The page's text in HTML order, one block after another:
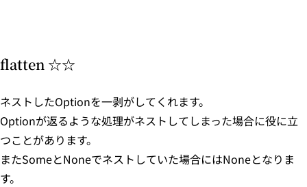
flatten ☆☆
ネストしたOptionを一剥がしてくれます。
Optionが返るような処理がネストしてしまった場合に役に立
つことがあります。
またSomeとNoneでネストしていた場合にはNoneとなりま
す。